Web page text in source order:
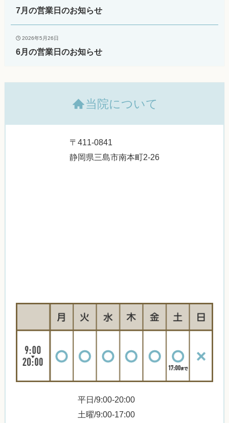
7月の営業日のお知らせ
2026年5月26日
6月の営業日のお知らせ
当院について
〒411-0841
静岡県三島市南本町2-26
平日/9:00-20:00
土曜/9:00-17:00